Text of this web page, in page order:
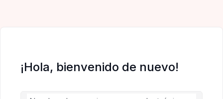
¡Hola, bienvenido de nuevo!